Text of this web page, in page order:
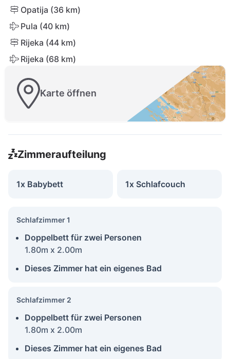
Opatija (36 km)
Pula (40 km)
Rijeka (44 km)
Rijeka (68 km)
Karte öffnen
Zimmeraufteilung
1x Babybett 1x Schlafcouch
Schlafzimmer 1
Doppelbett für zwei Personen
1.80m x 2.00m
Dieses Zimmer hat ein eigenes Bad
Schlafzimmer 2
Doppelbett für zwei Personen
1.80m x 2.00m
Dieses Zimmer hat ein eigenes Bad